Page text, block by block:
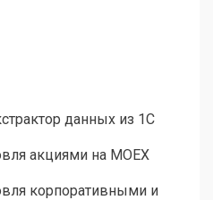
данных из 1С
акциями на MOEX
корпоративными и